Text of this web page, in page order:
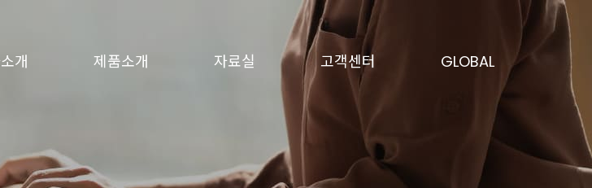
개
개 제품소개
제품소개 자료실
자료실 고객센터
고객센터 GLOBAL
GLOBAL